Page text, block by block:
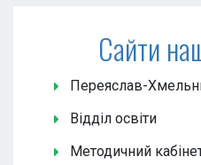
Сайти
Переяслав-
Відділ освіти
Методичний